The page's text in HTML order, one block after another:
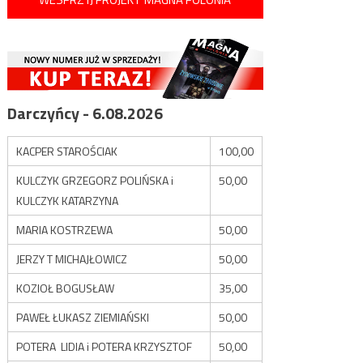
Darczyńcy - 6.08.2026
KACPER STAROŚCIAK
100,00
KULCZYK GRZEGORZ POLIŃSKA i
KULCZYK KATARZYNA
50,00
MARIA KOSTRZEWA
50,00
JERZY T MICHAJŁOWICZ
50,00
KOZIOŁ BOGUSŁAW
35,00
PAWEŁ ŁUKASZ ZIEMIAŃSKI
50,00
POTERA LIDIA i POTERA KRZYSZTOF
50,00